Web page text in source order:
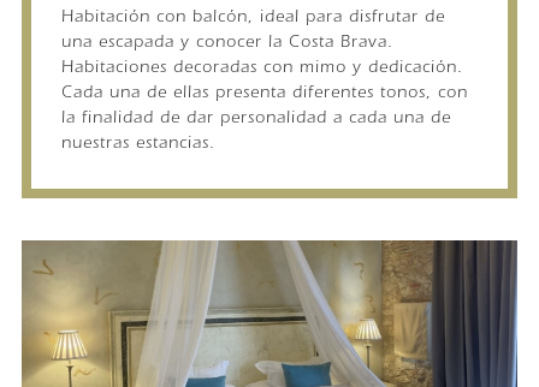
Habitación con balcón, ideal para disfrutar de
una escapada y conocer la Costa Brava.
Habitaciones decoradas con mimo y dedicación.
Cada una de ellas presenta diferentes tonos, con
la finalidad de dar personalidad a cada una de
nuestras estancias.